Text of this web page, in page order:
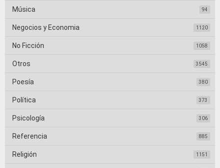
Música 94
Negocios y Economia 1120
No Ficción 1058
Otros 3545
Poesía 380
Política 373
Psicología 306
Referencia 885
Religión 1151